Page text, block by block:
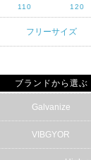
110 120
フリーサイズ
ブランドから選ぶ
Galvanize
VIBGYOR